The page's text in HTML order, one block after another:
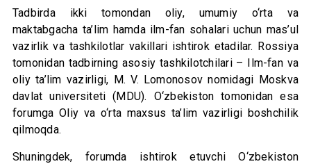
Tadbirda ikki tomondan oliy, umumiy o‘rta va
maktabgacha ta’lim hamda ilm-fan sohalari uchun mas’ul
vazirlik va tashkilotlar vakillari ishtirok etadilar. Rossiya
tomonidan tadbirning asosiy tashkilotchilari – Ilm-fan va
oliy ta’lim vazirligi, M. V. Lomonosov nomidagi Moskva
davlat universiteti (MDU). O‘zbekiston tomonidan esa
forumga Oliy va o‘rta maxsus ta’lim vazirligi boshchilik
qilmoqda.
Shuningdek, forumda ishtirok etuvchi O‘zbekiston